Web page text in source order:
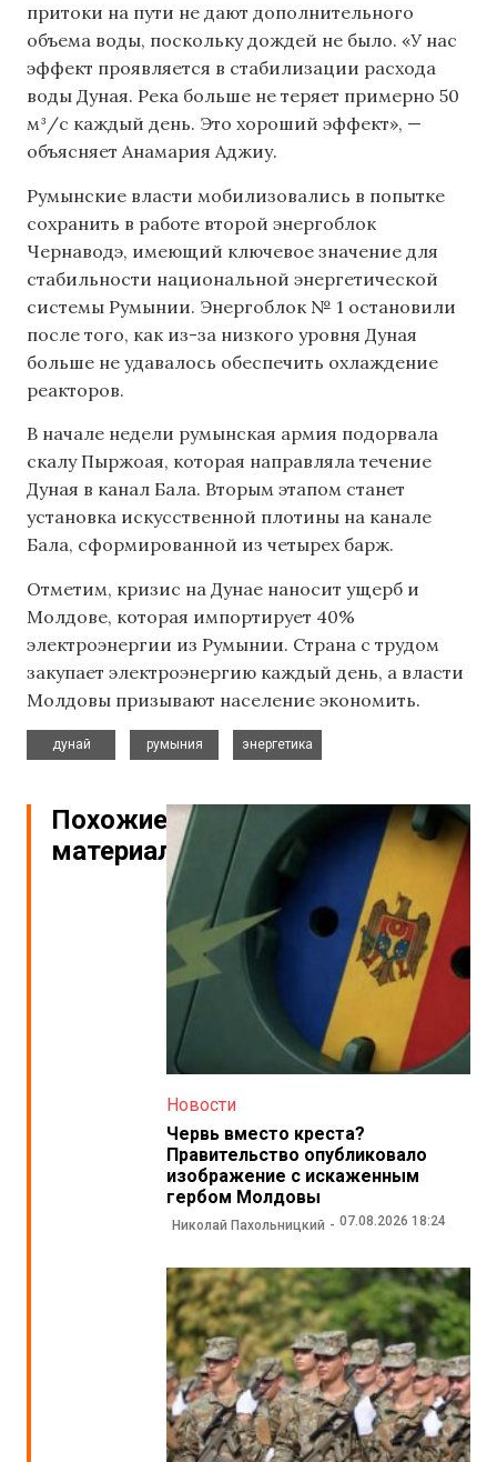
притоки на пути не дают дополнительного
объема воды, поскольку дождей не было. «У нас
эффект проявляется в стабилизации расхода
воды Дуная. Река больше не теряет примерно 50
м³/с каждый день. Это хороший эффект», —
объясняет Анамария Аджиу.
Румынские власти мобилизовались в попытке
сохранить в работе второй энергоблок
Чернаводэ, имеющий ключевое значение для
стабильности национальной энергетической
системы Румынии. Энергоблок № 1 остановили
после того, как из-за низкого уровня Дуная
больше не удавалось обеспечить охлаждение
реакторов.
В начале недели румынская армия подорвала
скалу Пыржоая, которая направляла течение
Дуная в канал Бала. Вторым этапом станет
установка искусственной плотины на канале
Бала, сформированной из четырех барж.
Отметим, кризис на Дунае наносит ущерб и
Молдове, которая импортирует 40%
электроэнергии из Румынии. Страна с трудом
закупает электроэнергию каждый день, а власти
Молдовы призывают население экономить.
дунай
румыния
энергетика
Похожие
материалы
Новости
Червь вместо креста?
Правительство опубликовало
изображение с искаженным
гербом Молдовы
Николай Пахольницкий 07.08.2026 18:24